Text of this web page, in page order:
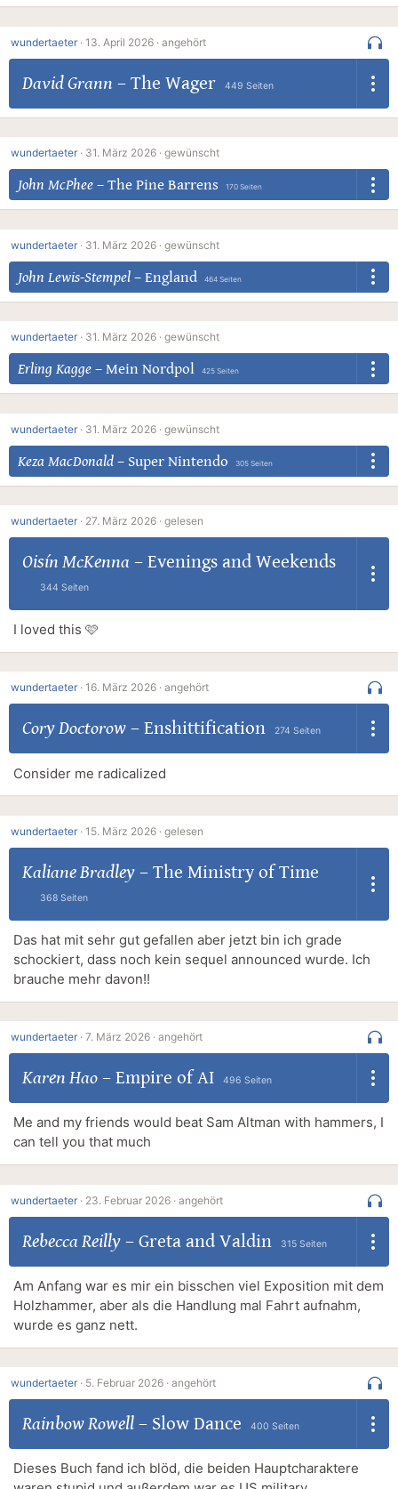
wundertaeter · 13. April 2026 · angehört
David Grann – The Wager 449 Seiten
wundertaeter · 31. März 2026 · gewünscht
John McPhee – The Pine Barrens 170 Seiten
wundertaeter · 31. März 2026 · gewünscht
John Lewis-Stempel – England 464 Seiten
wundertaeter · 31. März 2026 · gewünscht
Erling Kagge – Mein Nordpol 425 Seiten
wundertaeter · 31. März 2026 · gewünscht
Keza MacDonald – Super Nintendo 305 Seiten
wundertaeter · 27. März 2026 · gelesen
Oisín McKenna – Evenings and Weekends
344 Seiten
I loved this 🩷
wundertaeter · 16. März 2026 · angehört
Cory Doctorow– Enshittification 274 Seiten
Consider me radicalized
wundertaeter · 15. März 2026 · gelesen
Kaliane Bradley– The Ministry of Time
368 Seiten
Das hat mit sehr gut gefallen aber jetzt bin ich grade
schockiert, dass noch kein sequel announced wurde. Ich
brauche mehr davon!!
wundertaeter · 7. März 2026 · angehört
Karen Hao– Empire of AI 496 Seiten
Me and my friends would beat Sam Altman with hammers, I
can tell you that much
wundertaeter · 23. Februar 2026 · angehört
Rebecca Reilly– Greta and Valdin 315 Seiten
Am Anfang war es mir ein bisschen viel Exposition mit dem
Holzhammer, aber als die Handlung mal Fahrt aufnahm,
wurde es ganz nett.
wundertaeter · 5. Februar 2026 · angehört
Rainbow Rowell– Slow Dance 400 Seiten
Dieses Buch fand ich blöd, die beiden Hauptcharaktere